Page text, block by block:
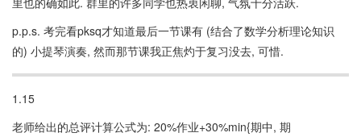
p.p.s. 考完看pksq才知道最后一节课有 (结合了数学分析理论知识
的) 小提琴演奏, 然而那节课我正焦灼于复习没去, 可惜.
1.15
老师给出的总评计算公式为: 20%作业+30%min{期中, 期